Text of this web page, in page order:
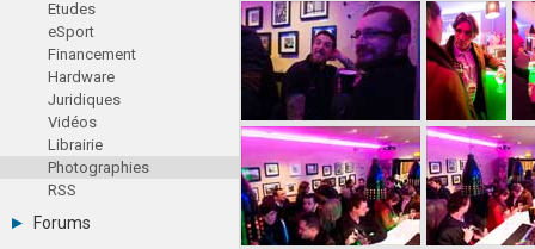
Middlewares (15)
Prestataires (99)
Assoc. / Syndicats (21)
Formations / Ecoles (46)
Presse spécialisée (17)
Etudes
eSport
Financement
Hardware
Juridiques
Vidéos
Librairie
Photographies
RSS
Forums